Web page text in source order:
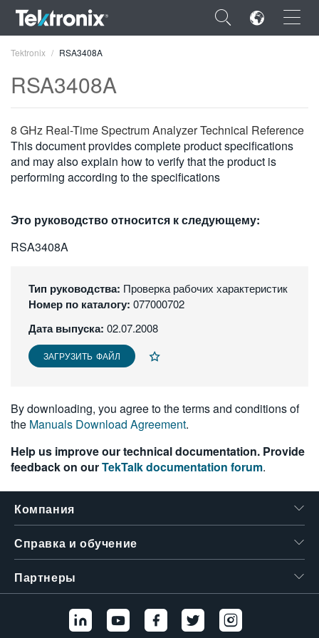
×
ENGLISH
FRANÇAIS
VIỆT NAM
简体中文
한국어
繁體中文
Tektronix RSA3408A
RSA3408A
8 GHz Real-Time Spectrum Analyzer Technical Reference
This document provides complete product specifications
and may also explain how to verify that the product is
performing according to the specifications
Это руководство относится к следующему:
RSA3408A
Тип руководства: Проверка рабочих характеристик
Номер по каталогу: 077000702
Дата выпуска: 02.07.2008
ЗАГРУЗИТЬ ФАЙЛ
By downloading, you agree to the terms and conditions of
the Manuals Download Agreement.
Help us improve our technical documentation. Provide
feedback on ourTekTalk documentation forum.
Компания
Справка и обучение
Партнеры